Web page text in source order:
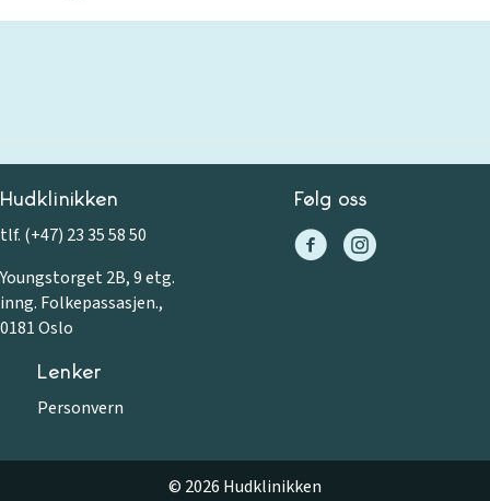
Hudklinikken
tlf. (+47) 23 35 58 50
Youngstorget 2B, 9 etg.
inng. Folkepassasjen.,
0181 Oslo
Følg oss
Lenker
Personvern
© 2026 Hudklinikken